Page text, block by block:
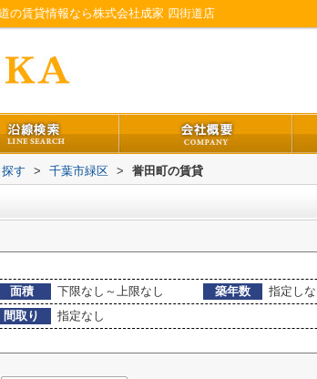
の賃貸情報なら株式会社成家 四街道店
す > 千葉市緑区 > 誉田町の賃貸
面積 下限なし～上限なし 築年数
指定し
間取り
指定なし